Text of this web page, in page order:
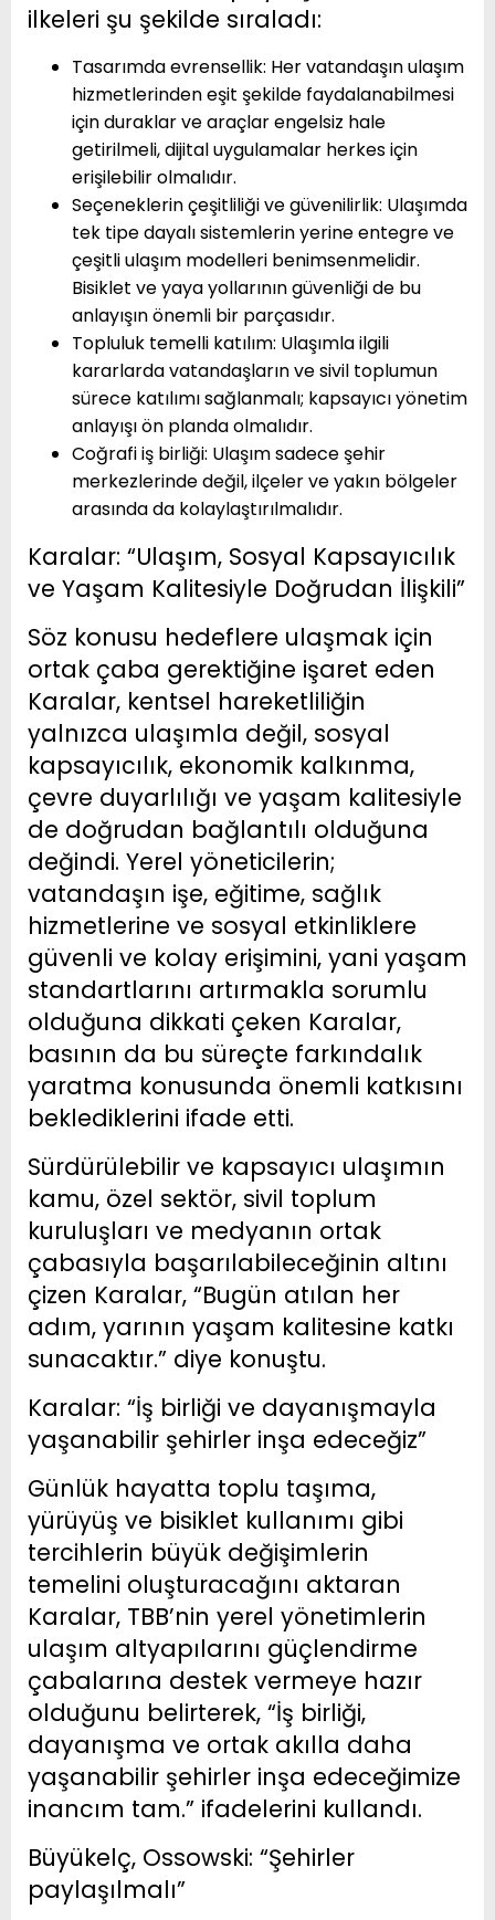
ilkeleri şu şekilde sıraladı:
Tasarımda evrensellik: Her vatandaşın ulaşım
hizmetlerinden eşit şekilde faydalanabilmesi
için duraklar ve araçlar engelsiz hale
getirilmeli, dijital uygulamalar herkes için
erişilebilir olmalıdır.
Seçeneklerin çeşitliliği ve güvenilirlik: Ulaşımda
tek tipe dayalı sistemlerin yerine entegre ve
çeşitli ulaşım modelleri benimsenmelidir.
Bisiklet ve yaya yollarının güvenliği de bu
anlayışın önemli bir parçasıdır.
Topluluk temelli katılım: Ulaşımla ilgili
kararlarda vatandaşların ve sivil toplumun
sürece katılımı sağlanmalı; kapsayıcı yönetim
anlayışı ön planda olmalıdır.
Coğrafi iş birliği: Ulaşım sadece şehir
merkezlerinde değil, ilçeler ve yakın bölgeler
arasında da kolaylaştırılmalıdır.
Karalar: “Ulaşım, Sosyal Kapsayıcılık
ve Yaşam Kalitesiyle Doğrudan İlişkili”
Söz konusu hedeflere ulaşmak için
ortak çaba gerektiğine işaret eden
Karalar, kentsel hareketliliğin
yalnızca ulaşımla değil, sosyal
kapsayıcılık, ekonomik kalkınma,
çevre duyarlılığı ve yaşam kalitesiyle
de doğrudan bağlantılı olduğuna
değindi. Yerel yöneticilerin;
vatandaşın işe, eğitime, sağlık
hizmetlerine ve sosyal etkinliklere
güvenli ve kolay erişimini, yani yaşam
standartlarını artırmakla sorumlu
olduğuna dikkati çeken Karalar,
basının da bu süreçte farkındalık
yaratma konusunda önemli katkısını
beklediklerini ifade etti.
Sürdürülebilir ve kapsayıcı ulaşımın
kamu, özel sektör, sivil toplum
kuruluşları ve medyanın ortak
çabasıyla başarılabileceğinin altını
çizen Karalar, “Bugün atılan her
adım, yarının yaşam kalitesine katkı
sunacaktır.” diye konuştu.
Karalar: “İş birliği ve dayanışmayla
yaşanabilir şehirler inşa edeceğiz”
Günlük hayatta toplu taşıma,
yürüyüş ve bisiklet kullanımı gibi
tercihlerin büyük değişimlerin
temelini oluşturacağını aktaran
Karalar, TBB’nin yerel yönetimlerin
ulaşım altyapılarını güçlendirme
çabalarına destek vermeye hazır
olduğunu belirterek, “İş birliği,
dayanışma ve ortak akılla daha
yaşanabilir şehirler inşa edeceğimize
inancım tam.” ifadelerini kullandı.
Büyükelç, Ossowski: “Şehirler
paylaşılmalı”